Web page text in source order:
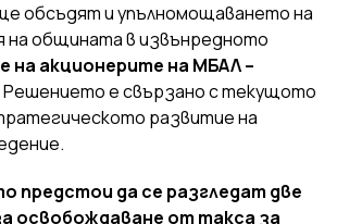
обсъдят и упълномощаването на
на общината в извънредното
на акционерите на МБАЛ –
Решението е свързано с текущото
развитие на
предстои да се разгледат две
освобождаване от такса за